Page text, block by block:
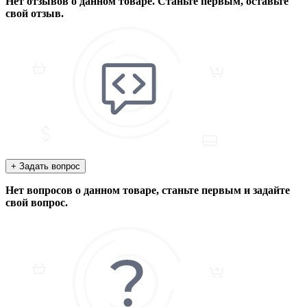
свой отзыв.
+ Задать вопрос
Нет вопросов о данном товаре, станьте первым и задайте
свой вопрос.